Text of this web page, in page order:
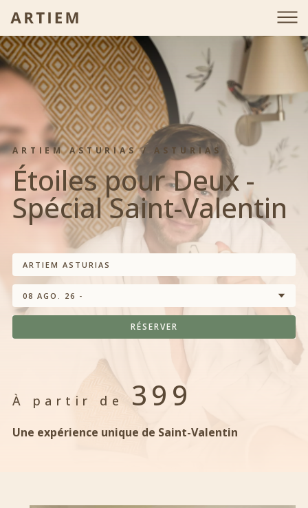
ARTIEM ASTURIAS / ASTURIAS
Étoiles pour Deux -
Spécial Saint-Valentin
ARTIEM ASTURIAS
08 AGO. 26 -
RÉSERVER
À partir de 399
Une expérience unique de Saint-Valentin